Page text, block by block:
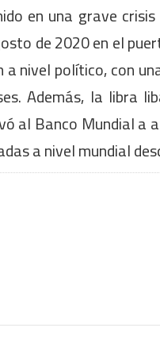
en una grave
de 2020 en el
nivel político, con
Además, la libra
al Banco Mundial a
a nivel mundial